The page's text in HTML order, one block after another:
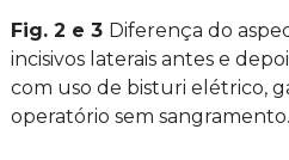
Fig. 2 e 3 Diferença do
incisivos laterais antes e
com uso de bisturi elétrico,
operatório sem sangramento.